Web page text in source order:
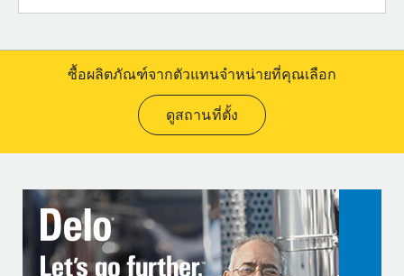
ซื้อผลิตภัณฑ์จากตัวแทนจำหน่ายที่คุณเลือก
ดูสถานที่ตั้ง